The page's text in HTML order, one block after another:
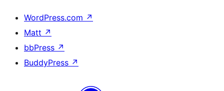
WordPress.com ↗
Matt ↗
bbPress ↗
BuddyPress ↗